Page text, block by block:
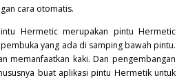
cara otomatis.
Hermetic merupakan pintu Hermetic
yang ada di samping bawah pintu.
memanfaatkan kaki. Dan pengembangan
buat aplikasi pintu Hermetik untuk